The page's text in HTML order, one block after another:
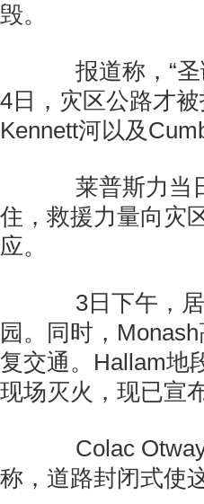
毁。
报道称，“圣
4日，灾区公路才
Kennett河以及
莱普斯力当日
住，救援力量向灾
应。
3日下午，居
园。同时，
复交通。Hallam地
现场灭火，现已宣
Colac Otway
称，道路封闭式使